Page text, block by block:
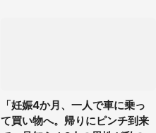
「妊娠4か月、一人で車に乗っ
て買い物へ。帰りにピンチ到来